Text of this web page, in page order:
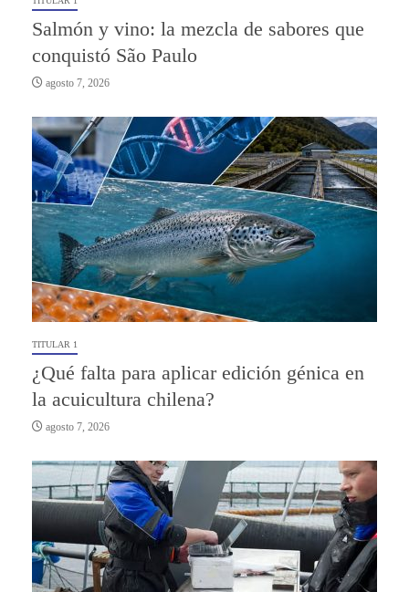
Salmón y vino: la mezcla de sabores que
conquistó São Paulo
agosto 7, 2026
TITULAR 1
¿Qué falta para aplicar edición génica en
la acuicultura chilena?
agosto 7, 2026